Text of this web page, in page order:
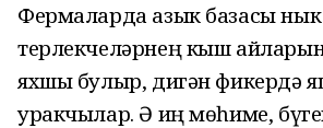
Фермаларда азык базасы нык
терлекчеләрнең кыш
яхшы булыр, дигән фикердә
уракчылар. Ә иң мөһиме,